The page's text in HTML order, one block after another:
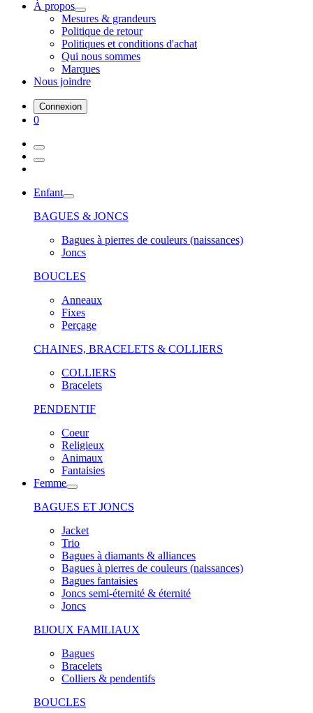
À propos
Mesures & grandeurs
Politique de retour
Politiques et conditions d'achat
Qui nous sommes
Marques
Nous joindre
Connexion
0
Enfant
BAGUES & JONCS
Bagues à pierres de couleurs (naissances)
Joncs
BOUCLES
Anneaux
Fixes
Perçage
CHAINES, BRACELETS & COLLIERS
COLLIERS
Bracelets
PENDENTIF
Coeur
Religieux
Animaux
Fantaisies
Femme
BAGUES ET JONCS
Jacket
Trio
Bagues à diamants & alliances
Bagues à pierres de couleurs (naissances)
Bagues fantaisies
Joncs semi-éternité & éternité
Joncs
BIJOUX FAMILIAUX
Bagues
Bracelets
Colliers & pendentifs
BOUCLES